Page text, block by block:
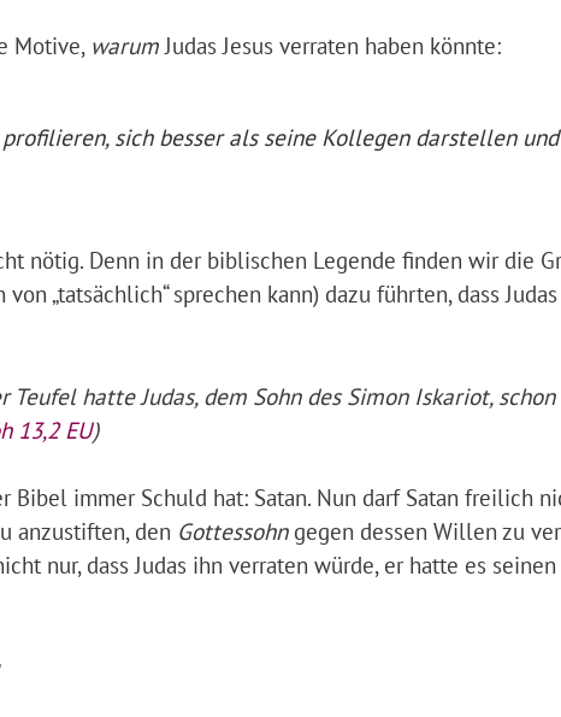
Motive, warumJudas Jesus verraten haben könnte:
sich besser als seine Kollegen darstellen
nötig. Denn in der biblischen Legende finden wir die
„tatsächlich“ sprechen kann) dazu führten, dass
hatte Judas, dem Sohn des Simon Iskariot,
13,2 EU)
Bibel immer Schuld hat: Satan. Nun darf Satan freilich
anzustiften, den Gottessohngegen dessen Willen zu
nur, dass Judas ihn verraten würde, er hatte es seinen